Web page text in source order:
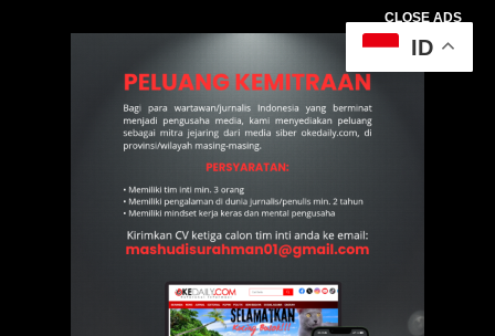
CLOSE ADS
ID